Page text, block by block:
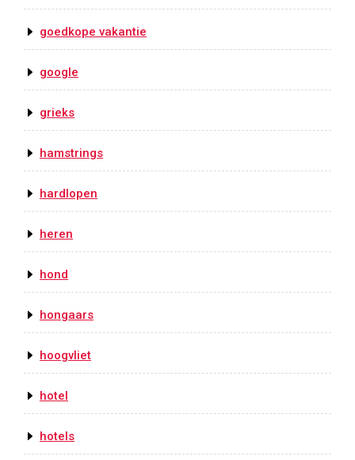
goedkope vakantie
google
grieks
hamstrings
hardlopen
heren
hond
hongaars
hoogvliet
hotel
hotels